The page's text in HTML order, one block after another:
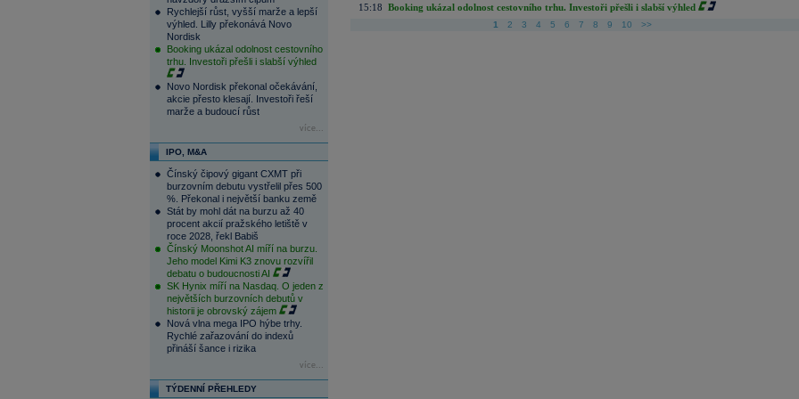
Rychlejší růst, vyšší marže a lepší
výhled. Lilly překonává Novo
Nordisk
Booking ukázal odolnost cestovního
trhu. Investoři přešli i slabší výhled
Novo Nordisk překonal očekávání,
akcie přesto klesají. Investoři řeší
marže a budoucí růst
více...
IPO, M&A
Čínský čipový gigant CXMT při
burzovním debutu vystřelil přes 500
%. Překonal i největší banku země
Stát by mohl dát na burzu až 40
procent akcií pražského letiště v
roce 2028, řekl Babiš
Čínský Moonshot AI míří na burzu.
Jeho model Kimi K3 znovu rozvířil
debatu o budoucnosti AI
SK Hynix míří na Nasdaq. O jeden z
největších burzovních debutů v
historii je obrovský zájem
Nová vlna mega IPO hýbe trhy.
Rychlé zařazování do indexů
přináší šance i rizika
více...
TÝDENNÍ PŘEHLEDY
15:18 Booking ukázal odolnost cestovního trhu. Investoři přešli i slabší výhled
1 2 3 4 5 6 7 8 9 10 >>